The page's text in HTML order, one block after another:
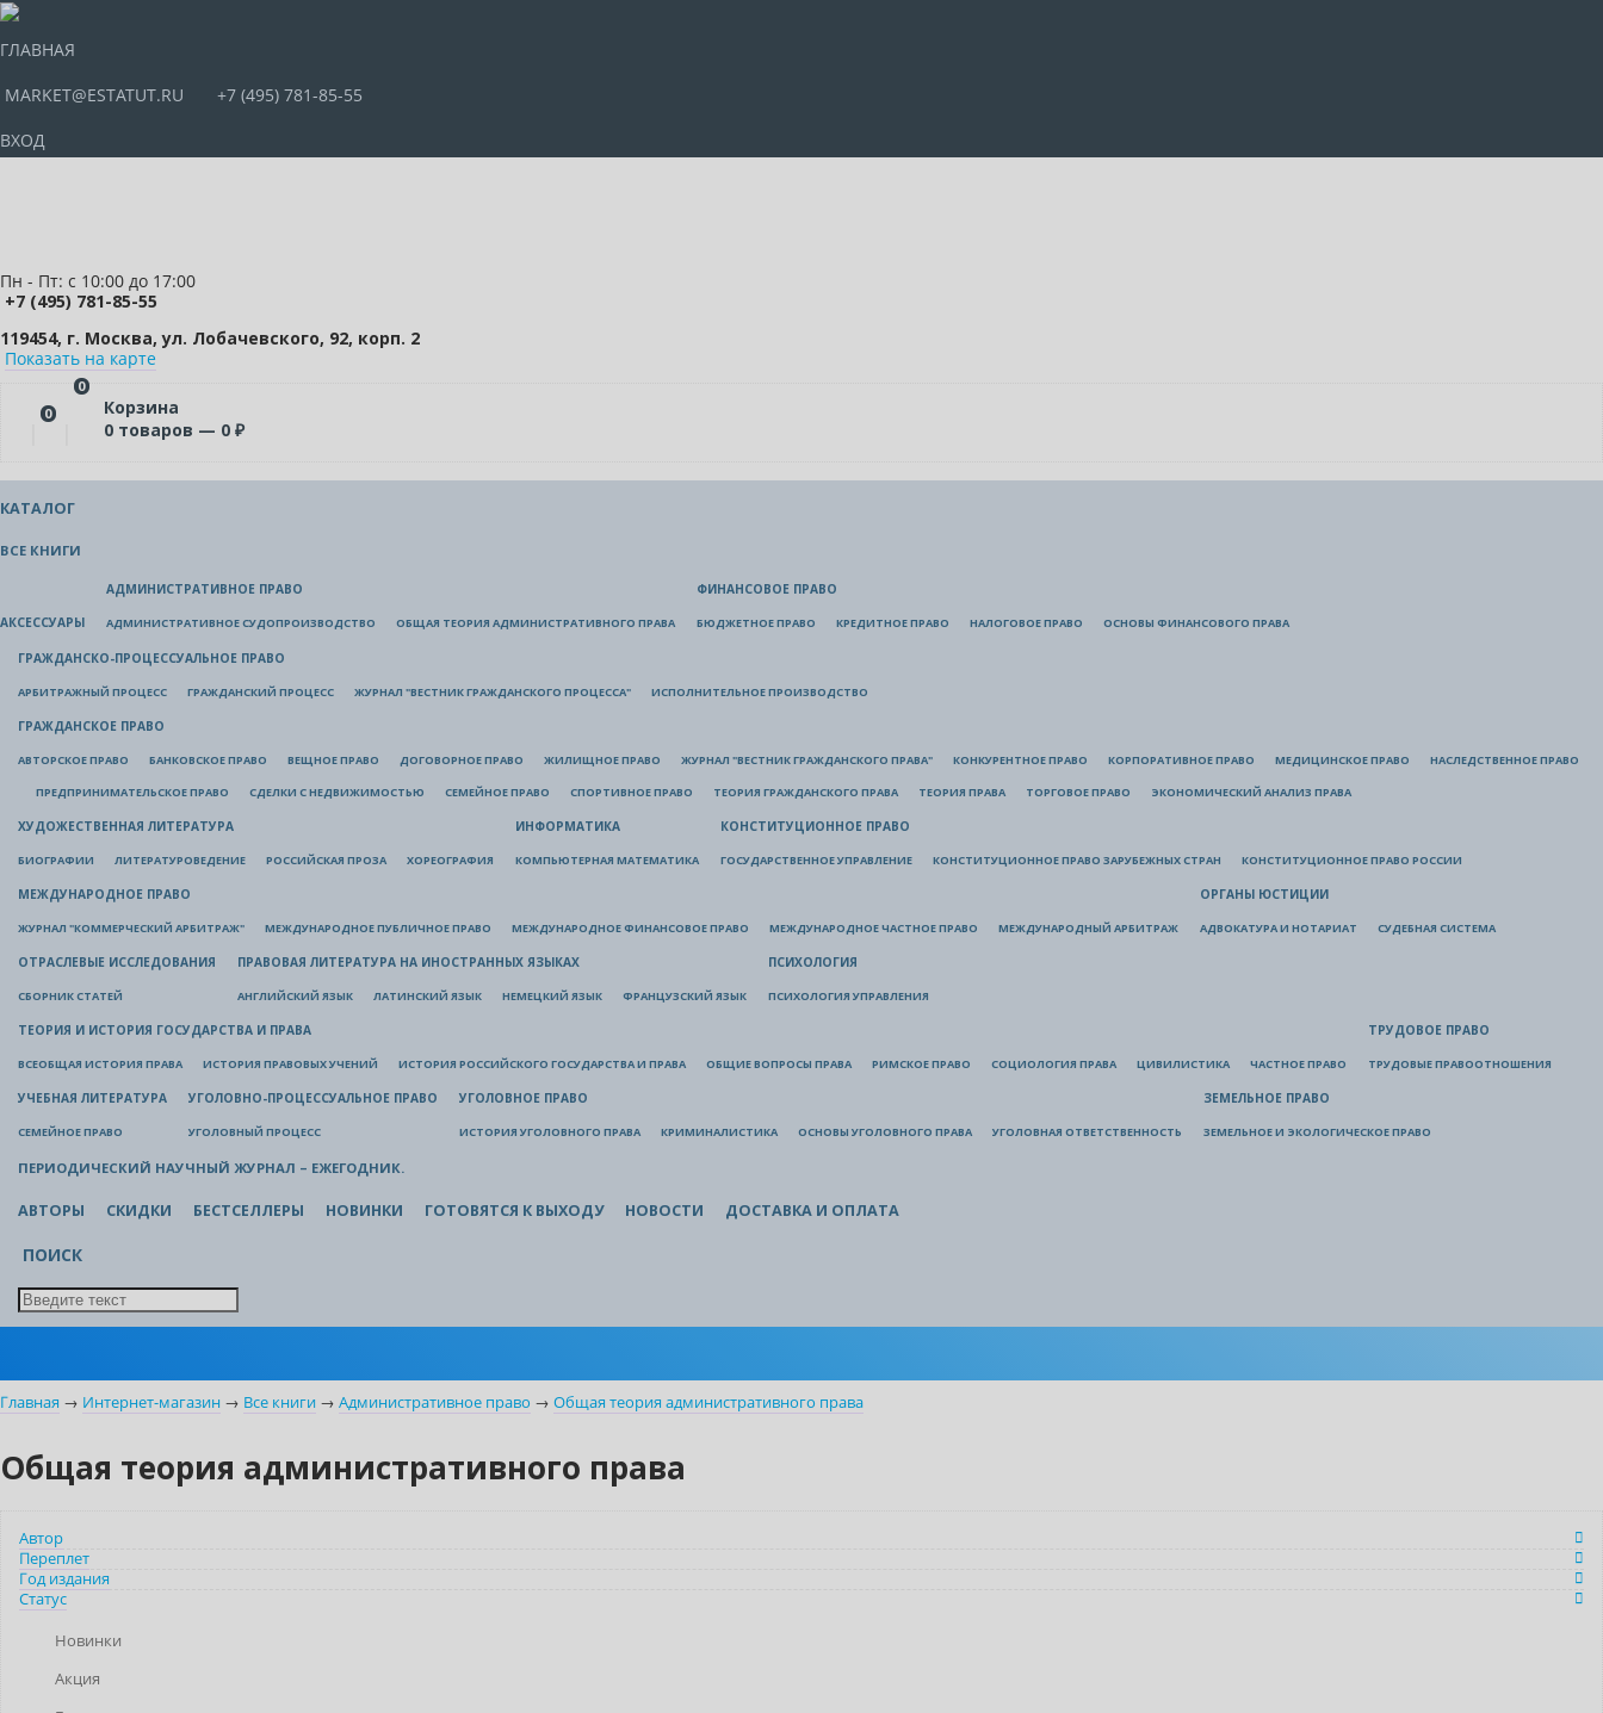
ГЛАВНАЯ
MARKET@ESTATUT.RU
+7 (495) 781-85-55
ВХОД
Пн - Пт: с 10:00 до 17:00
+7 (495) 781-85-55
119454, г. Москва, ул. Лобачевского, 92, корп. 2
Показать на карте
0
0
Корзина
0 товаров — 0 ₽
КАТАЛОГ
ВСЕ КНИГИ
АКСЕССУАРЫ
АДМИНИСТРАТИВНОЕ ПРАВО
АДМИНИСТРАТИВНОЕ СУДОПРОИЗВОДСТВО ОБЩАЯ ТЕОРИЯ АДМИНИСТРАТИВНОГО ПРАВА
ФИНАНСОВОЕ ПРАВО
БЮДЖЕТНОЕ ПРАВО КРЕДИТНОЕ ПРАВО НАЛОГОВОЕ ПРАВО ОСНОВЫ ФИНАНСОВОГО ПРАВА
ГРАЖДАНСКО-ПРОЦЕССУАЛЬНОЕ ПРАВО
АРБИТРАЖНЫЙ ПРОЦЕСС ГРАЖДАНСКИЙ ПРОЦЕСС ЖУРНАЛ "ВЕСТНИК ГРАЖДАНСКОГО ПРОЦЕССА" ИСПОЛНИТЕЛЬНОЕ ПРОИЗВОДСТВО
ГРАЖДАНСКОЕ ПРАВО
АВТОРСКОЕ ПРАВО БАНКОВСКОЕ ПРАВО ВЕЩНОЕ ПРАВО ДОГОВОРНОЕ ПРАВО ЖИЛИЩНОЕ ПРАВО ЖУРНАЛ "ВЕСТНИК ГРАЖДАНСКОГО ПРАВА" КОНКУРЕНТНОЕ ПРАВО КОРПОРАТИВНОЕ ПРАВО МЕДИЦИНСКОЕ ПРАВО НАСЛЕДСТВЕННОЕ ПРАВО
ПРЕДПРИНИМАТЕЛЬСКОЕ ПРАВО СДЕЛКИ С НЕДВИЖИМОСТЬЮ СЕМЕЙНОЕ ПРАВО СПОРТИВНОЕ ПРАВО ТЕОРИЯ ГРАЖДАНСКОГО ПРАВА ТЕОРИЯ ПРАВА ТОРГОВОЕ ПРАВО ЭКОНОМИЧЕСКИЙ АНАЛИЗ ПРАВА
ХУДОЖЕСТВЕННАЯ ЛИТЕРАТУРА
БИОГРАФИИ ЛИТЕРАТУРОВЕДЕНИЕ РОССИЙСКАЯ ПРОЗА ХОРЕОГРАФИЯ
ИНФОРМАТИКА
КОМПЬЮТЕРНАЯ МАТЕМАТИКА
КОНСТИТУЦИОННОЕ ПРАВО
ГОСУДАРСТВЕННОЕ УПРАВЛЕНИЕ КОНСТИТУЦИОННОЕ ПРАВО ЗАРУБЕЖНЫХ СТРАН КОНСТИТУЦИОННОЕ ПРАВО РОССИИ
МЕЖДУНАРОДНОЕ ПРАВО
ЖУРНАЛ "КОММЕРЧЕСКИЙ АРБИТРАЖ" МЕЖДУНАРОДНОЕ ПУБЛИЧНОЕ ПРАВО МЕЖДУНАРОДНОЕ ФИНАНСОВОЕ ПРАВО МЕЖДУНАРОДНОЕ ЧАСТНОЕ ПРАВО МЕЖДУНАРОДНЫЙ АРБИТРАЖ
ОРГАНЫ ЮСТИЦИИ
АДВОКАТУРА И НОТАРИАТ СУДЕБНАЯ СИСТЕМА
ОТРАСЛЕВЫЕ ИССЛЕДОВАНИЯ
СБОРНИК СТАТЕЙ
ПРАВОВАЯ ЛИТЕРАТУРА НА ИНОСТРАННЫХ ЯЗЫКАХ
АНГЛИЙСКИЙ ЯЗЫК ЛАТИНСКИЙ ЯЗЫК НЕМЕЦКИЙ ЯЗЫК ФРАНЦУЗСКИЙ ЯЗЫК
ПСИХОЛОГИЯ
ПСИХОЛОГИЯ УПРАВЛЕНИЯ
ТЕОРИЯ И ИСТОРИЯ ГОСУДАРСТВА И ПРАВА
ВСЕОБЩАЯ ИСТОРИЯ ПРАВА ИСТОРИЯ ПРАВОВЫХ УЧЕНИЙ ИСТОРИЯ РОССИЙСКОГО ГОСУДАРСТВА И ПРАВА ОБЩИЕ ВОПРОСЫ ПРАВА РИМСКОЕ ПРАВО СОЦИОЛОГИЯ ПРАВА ЦИВИЛИСТИКА ЧАСТНОЕ ПРАВО
ТРУДОВОЕ ПРАВО
ТРУДОВЫЕ ПРАВООТНОШЕНИЯ
УЧЕБНАЯ ЛИТЕРАТУРА
СЕМЕЙНОЕ ПРАВО
УГОЛОВНО-ПРОЦЕССУАЛЬНОЕ ПРАВО
УГОЛОВНЫЙ ПРОЦЕСС
УГОЛОВНОЕ ПРАВО
ИСТОРИЯ УГОЛОВНОГО ПРАВА КРИМИНАЛИСТИКА ОСНОВЫ УГОЛОВНОГО ПРАВА УГОЛОВНАЯ ОТВЕТСТВЕННОСТЬ
ЗЕМЕЛЬНОЕ ПРАВО
ЗЕМЕЛЬНОЕ И ЭКОЛОГИЧЕСКОЕ ПРАВО
ПЕРИОДИЧЕСКИЙ НАУЧНЫЙ ЖУРНАЛ – ЕЖЕГОДНИК.
АВТОРЫ СКИДКИ БЕСТСЕЛЛЕРЫ НОВИНКИ ГОТОВЯТСЯ К ВЫХОДУ НОВОСТИ ДОСТАВКА И ОПЛАТА
ПОИСК
Главная → Интернет-магазин → Все книги → Административное право → Общая теория административного права
Общая теория административного права
Автор
Переплет
Год издания
Статус
Новинки
Акция